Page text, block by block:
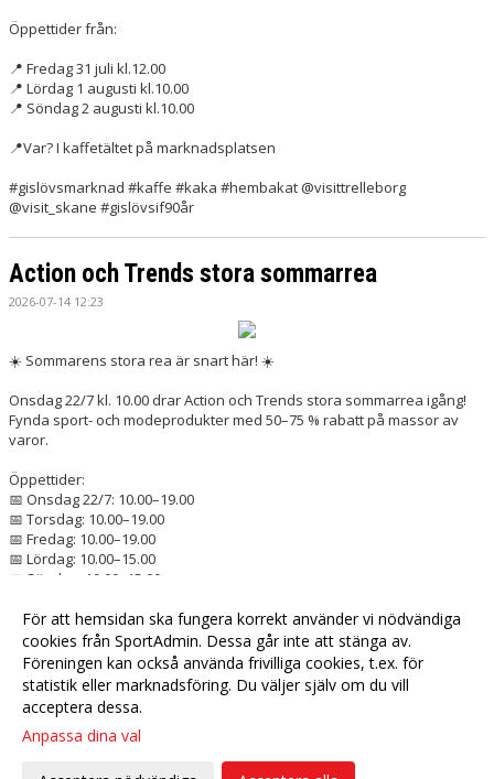
Öppettider från:
📍 Fredag 31 juli kl.12.00
📍 Lördag 1 augusti kl.10.00
📍 Söndag 2 augusti kl.10.00
📍Var? I kaffetältet på marknadsplatsen
#gislövsmarknad #kaffe #kaka #hembakat @visittrelleborg
@visit_skane #gislövsif90år
Action och Trends stora sommarrea
2026-07-14 12:23
☀️ Sommarens stora rea är snart här! ☀️
Onsdag 22/7 kl. 10.00 drar Action och Trends stora sommarrea igång!
Fynda sport- och modeprodukter med 50–75 % rabatt på massor av
varor.
Öppettider:
📅 Onsdag 22/7: 10.00–19.00
📅 Torsdag: 10.00–19.00
📅 Fredag: 10.00–19.00
📅 Lördag: 10.00–15.00
📅 Söndag: 10.00–15.00
Missa inte sommarens bästa fynd!
Fler nyheter >>
För att hemsidan ska fungera korrekt använder vi nödvändiga
cookies från SportAdmin. Dessa går inte att stänga av.
Föreningen kan också använda frivilliga cookies, t.ex. för
statistik eller marknadsföring. Du väljer själv om du vill
acceptera dessa.
Anpassa dina val